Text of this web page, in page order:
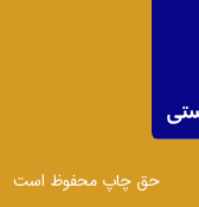
حق چاپ محفوظ است